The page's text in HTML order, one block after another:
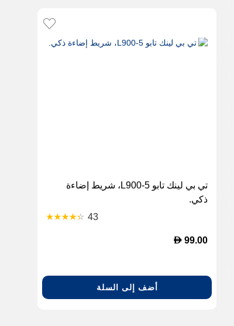
تي بي لينك تابو L900-5، شريط إضاءة
ذكي.
43
D 99.00
أضف إلى السلة